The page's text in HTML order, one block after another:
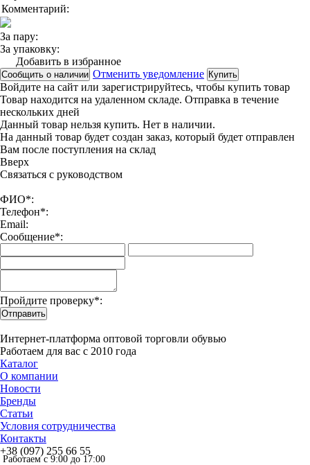
Комментарий:
За пару:
За упаковку:
Добавить в избранное
Сообщить о наличии Отменить уведомление Купить
Войдите на сайт или зарегистрируйтесь, чтобы купить товар
Товар находится на удаленном складе. Отправка в течение
нескольких дней
Данный товар нельзя купить. Нет в наличии.
На данный товар будет создан заказ, который будет отправлен
Вам после поступления на склад
Вверx
Связаться с руководством
ФИО*:
Телефон*:
Email:
Сообщение*:
Пройдите проверку*:
Отправить
Интернет-платформа оптовой торговли обувью
Работаем для вас с 2010 года
Каталог
О компании
Новости
Бренды
Статьи
Условия сотрудничества
Контакты
+38 (097) 255 66 55
Работаем с 9:00 до 17:00